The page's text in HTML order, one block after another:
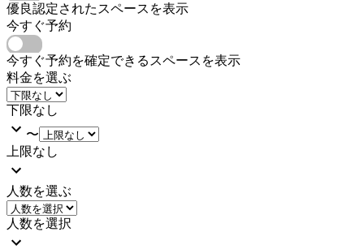
優良認定されたスペースを表示
今すぐ予約
今すぐ予約を確定できるスペースを表示
料金を選ぶ
下限なし
〜
上限なし
人数を選ぶ
人数を選択